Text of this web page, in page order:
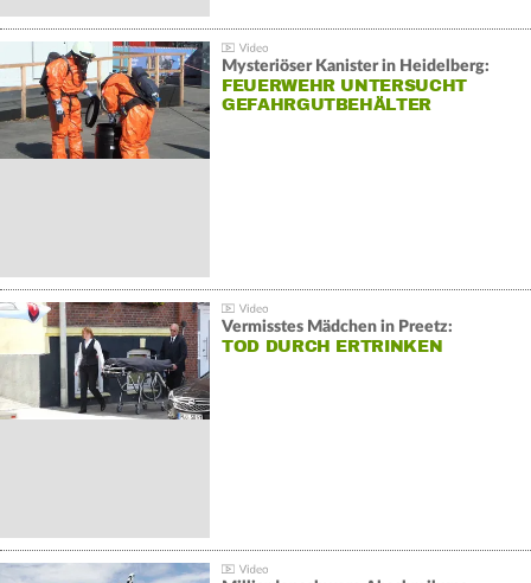
Mysteriöser Kanister in Heidelberg:
FEUERWEHR UNTERSUCHT
GEFAHRGUTBEHÄLTER
Vermisstes Mädchen in Preetz:
TOD DURCH ERTRINKEN